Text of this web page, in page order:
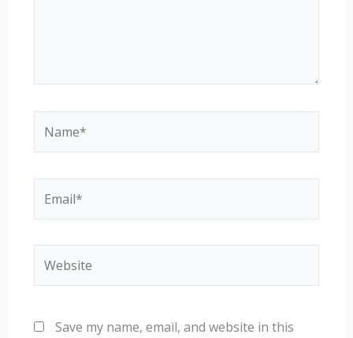
Save my name, email, and website in this